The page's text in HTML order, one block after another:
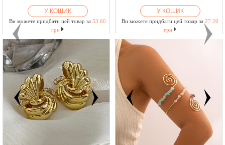
У КОШИК
Ви можете придбати цей товар за 53.60
грн
У КОШИК
Ви можете придбати цей товар за 27.20
грн